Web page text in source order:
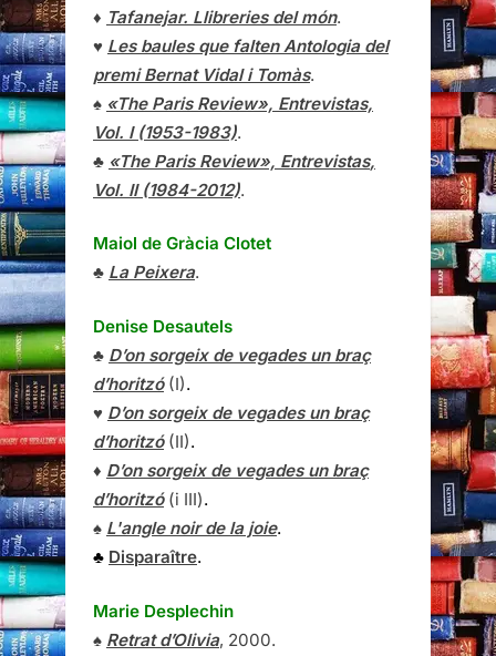
♦ Tafanejar. Llibreries del món.
♥ Les baules que falten Antologia del
premi Bernat Vidal i Tomàs.
♠ «The Paris Review», Entrevistas,
Vol. I (1953-1983).
♣ «The Paris Review», Entrevistas,
Vol. II (1984-2012).
Maiol de Gràcia Clotet
♣ La Peixera.
Denise Desautels
♣ D’on sorgeix de vegades un braç
d’horitzó(I).
♥ D’on sorgeix de vegades un braç
d’horitzó(II).
♦ D’on sorgeix de vegades un braç
d’horitzó(i III).
♠ L'angle noir de la joie.
♣ Disparaître.
Marie Desplechin
♠ Retrat d’Olivia, 2000.